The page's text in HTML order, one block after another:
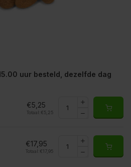
uur besteld, dezelfde dag
€5,25
Totaal: €5,25
€17,95
Totaal: €17,95